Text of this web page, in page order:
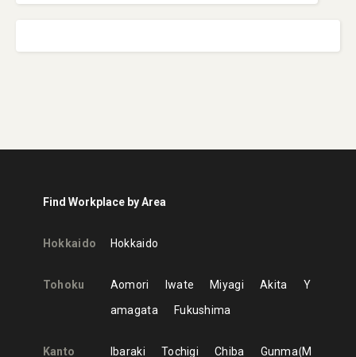
Find Workplace by Area
Hokkaido Hokkaido
Tohoku Aomori Iwate Miyagi Akita
Y
amagata
Fukushima
Kanto Ibaraki Tochigi Chiba Gunma M